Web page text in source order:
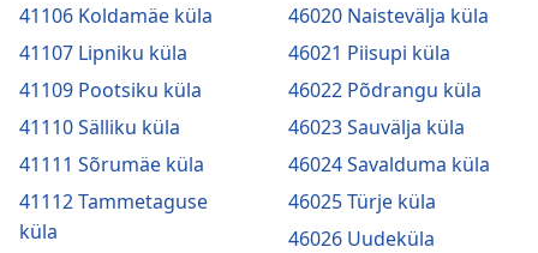
41106 Koldamäe küla
41107 Lipniku küla
41109 Pootsiku küla
41110 Sälliku küla
41111 Sõrumäe küla
41112 Tammetaguse
küla
46020 Naistevälja küla
46021 Piisupi küla
46022 Põdrangu küla
46023 Sauvälja küla
46024 Savalduma küla
46025 Türje küla
46026 Uudeküla